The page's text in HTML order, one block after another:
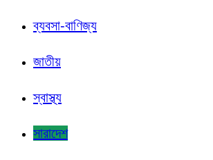
ব্যবসা-বাণিজ্য
জাতীয়
স্বাস্থ্য
সারাদেশ